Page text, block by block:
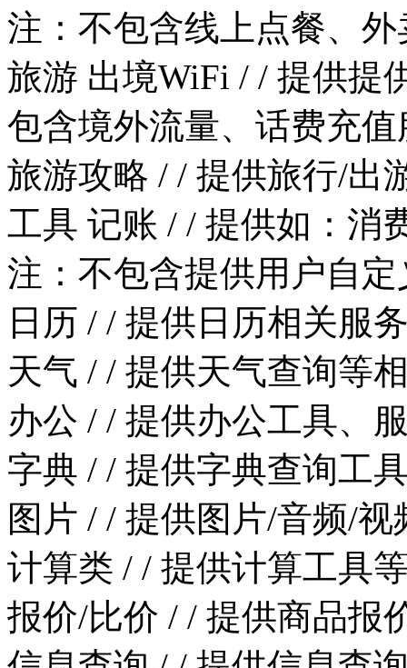
注：不包含线上点餐、
旅游 出境WiFi / / 提供提
包含境外流量、话费充值
旅游攻略 / / 提供旅行/出
工具 记账 / / 提供如：消
注：不包含提供用户自
日历 / / 提供日历相关服
天气 / / 提供天气查询等
办公 / / 提供办公工具、
字典 / / 提供字典查询工
图片 / / 提供图片/音频/视
计算类 / / 提供计算工具
报价/比价 / / 提供商品报